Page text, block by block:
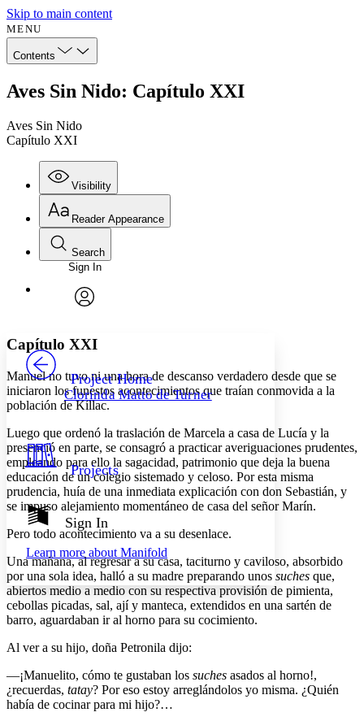
Skip to main content
MENU
Contents
Aves Sin Nido: Capítulo XXI
Aves Sin Nido
Capítulo XXI
Visibility
Annotations
Others
Resources
Show all
Show all Hide all
Reader Appearance
Font
Font style
Decrease font size Increase font size
Decrease font size Increase font size
Color Scheme
Light
Dark
Annotation contrast
abc Low
abc High
Margins
Reset to Defaults
Search
Enter search criteria
Search within:
PROJECT
Sign In
Project Home
Clorinda Matto de Turner
Projects
Sign In
Learn more about Manifold
Capítulo XXI
Manuel no tuvo ni una hora de descanso verdadero desde que se
iniciaron los funestos acontecimientos que traían conmovida a la
población de Kíllac.
Luego que ordenó la traslación de Marcela a casa de Lucía y la
presenció en parte, se consagró a practicar averiguaciones prudentes,
empleando para ello la sagacidad, patrimonio que deja la buena
educación de un colegio sistemado y celoso. Por esta misma
prudencia, huía de una inmediata explicación con don Sebastián, y
se impuso alejamiento momentáneo de casa del señor Marín.
Pero todo acontecimiento va a su desenlace.
Una mañana, al regresar a su casa, taciturno y caviloso, absorbido
por una sola idea, halló a su madre preparando unos suches que,
abiertos medio a medio con su respectiva provisión de pimienta,
cebollas picadas, sal, ají y manteca, extendidos en una sartén de
barro, aguardaban ir al horno para su cocimiento.
Al ver a su hijo, doña Petronila dijo:
—¡Manuelito, cómo te gustaban los suches asados al horno!,
¿recuerdas, tatay? Por eso estoy arreglándolos yo misma. ¿Quién
había de cocinar para mi hijo?…